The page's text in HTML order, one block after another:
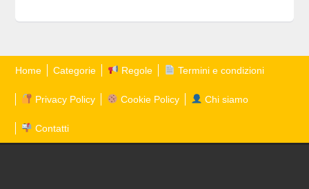
Home Categorie Regole Termini e condizioni
Privacy Policy Cookie Policy Chi siamo
Contatti